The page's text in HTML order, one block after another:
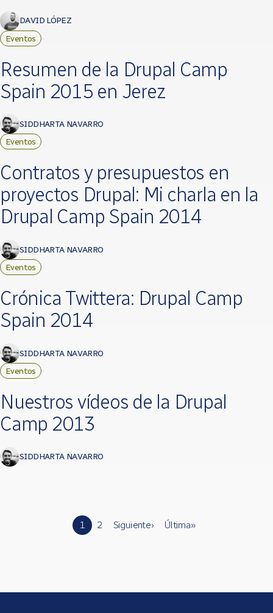
DAVID LÓPEZ
Eventos
Resumen de la Drupal Camp
Spain 2015 en Jerez
SIDDHARTA NAVARRO
Eventos
Contratos y presupuestos en
proyectos Drupal: Mi charla en la
Drupal Camp Spain 2014
SIDDHARTA NAVARRO
Eventos
Crónica Twittera: Drupal Camp
Spain 2014
SIDDHARTA NAVARRO
Eventos
Nuestros vídeos de la Drupal
Camp 2013
SIDDHARTA NAVARRO
1 2 Siguiente › Última »